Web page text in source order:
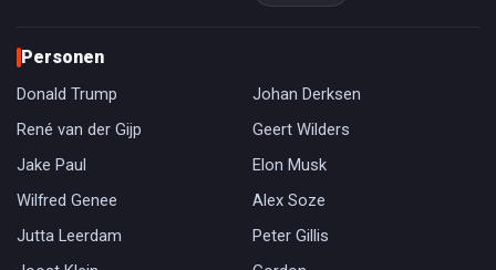
Personen
Donald Trump
Johan Derksen
René van der Gijp
Geert Wilders
Jake Paul
Elon Musk
Wilfred Genee
Alex Soze
Jutta Leerdam
Peter Gillis